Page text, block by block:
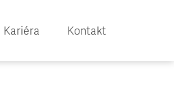
Kariéra Kontakt